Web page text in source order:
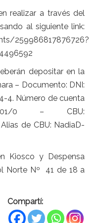
realizar a través del
al siguiente link:
259986817876726?
depositar en la
– Documento: DNI:
4. Número de cuenta
0 – CBU:
de CBU: NadiaD-
Kiosco y Despensa
Norte Nº 41 de 18 a
Compartí: